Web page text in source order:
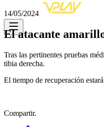
14/05/2024
El atacante
Tras las pertinentes pruebas
tibia derecha.
El tiempo de recuperación
Compartir.